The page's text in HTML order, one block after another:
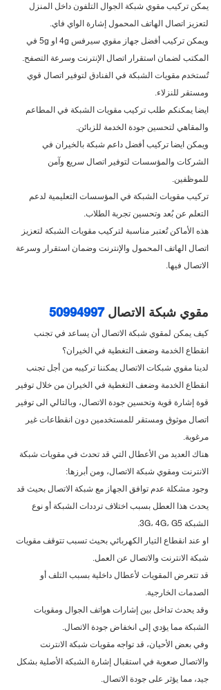
يمكن تركيب مقوي شبكة الجوال التلفون داخل المنزل
لتعزيز اتصال الهاتف المحمول إشارة الواي فاي.
ويمكن تركيب أفضل جهاز مقوي سيرفس 4g او 5g في
المكتب لضمان استقرار اتصال الإنترنت وسرعة التصفح.
تُستخدم مقويات الشبكة في الفنادق لتوفير اتصال قوي
ومستقر للنزلاء.
ايضا يمكنكم طلب تركيب مقويات الشبكة في المطاعم
والمقاهي لتحسين جودة الخدمة للزبائن.
ويمكن ايضا تركيب أفضل داعم شبكة بالخيران في
الشركات والمؤسسات لتوفير اتصال سريع وآمن
للموظفين.
تركيب مقويات الشبكة في المؤسسات التعليمية لدعم
التعلم عن بُعد وتحسين تجربة الطلاب.
هذه الأماكن تُعتبر مناسبة لتركيب مقويات الشبكة لتعزيز
اتصال الهاتف المحمول والإنترنت وضمان استقرار وسرعة
الاتصال فيها.
مقوي شبكة الاتصال 50994997
كيف يمكن لمقوي شبكة الاتصال أن يساعد في تجنب
انقطاع الخدمة وضعف التغطية في الخيران؟
لدينا مقوي شبكات الاتصال يمكننا تركيبه من أجل تجنب
انقطاع الخدمة وضعف التغطية في الخيران من خلال توفير
قوة إشارة قوية وتحسين جودة الاتصال، وبالتالي الى توفير
اتصال موثوق ومستقر للمستخدمين دون انقطاعات غير
مرغوبة.
هناك العديد من الأعطال التي قد تحدث في مقويات شبكة
الانترنت ومقوي شبكة الاتصال، ومن أبرزها:
وجود مشكلة عدم توافق الجهاز مع شبكة الاتصال بحيث قد
يحدث هذا العطل بسبب اختلاف ترددات الشبكة أو نوع
الشبكة 3G، 4G، G5.
او عند انقطاع التيار الكهربائي بحيث تسبب تتوقف مقويات
شبكة الانترنت والاتصال عن العمل.
قد تتعرض المقويات لأعطال داخلية بسبب التلف أو
الصدمات الخارجية.
وقد يحدث تداخل بين إشارات هواتف الجوال ومقويات
الشبكة مما يؤدي إلى انخفاض جودة الاتصال.
وفي بعض الأحيان، قد تواجه مقويات شبكة الانترنت
والاتصال صعوبة في استقبال إشارة الشبكة الأصلية بشكل
جيد، مما يؤثر على جودة الاتصال.